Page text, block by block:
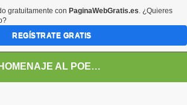
HOMENAJE AL POETA ARGENTINO JOSE PEDRONI
gratuitamente con PaginaWebGratis.es. ¿Quieres
REGÍSTRATE GRATIS